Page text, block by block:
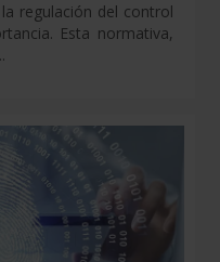
regulación del control
Esta normativa,